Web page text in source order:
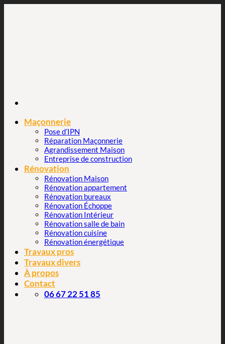
Maçonnerie
Pose d’IPN
Réparation Maçonnerie
Agrandissement Maison
Entreprise de construction
Rénovation
Rénovation Maison
Rénovation appartement
Rénovation bureaux
Rénovation Échoppe
Rénovation Intérieur
Rénovation salle de bain
Rénovation cuisine
Rénovation énergétique
Travaux pros
Travaux divers
À propos
Contact
06 67 22 51 85